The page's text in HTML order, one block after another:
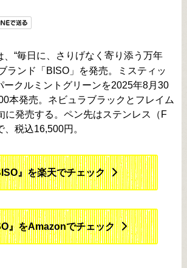
、 “毎日に、さりげなく寄り添う万年
ランド「BISO」を発売。ミスティッ
ークルミントグリーンを2025年8月30
本発売。ネビュラブラックとフレイム
に発売する。ペン先はステンレス（F
税込16,500円。
』を楽天でチェック
』をAmazonでチェック